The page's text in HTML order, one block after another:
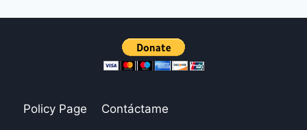
Policy Page Contáctame